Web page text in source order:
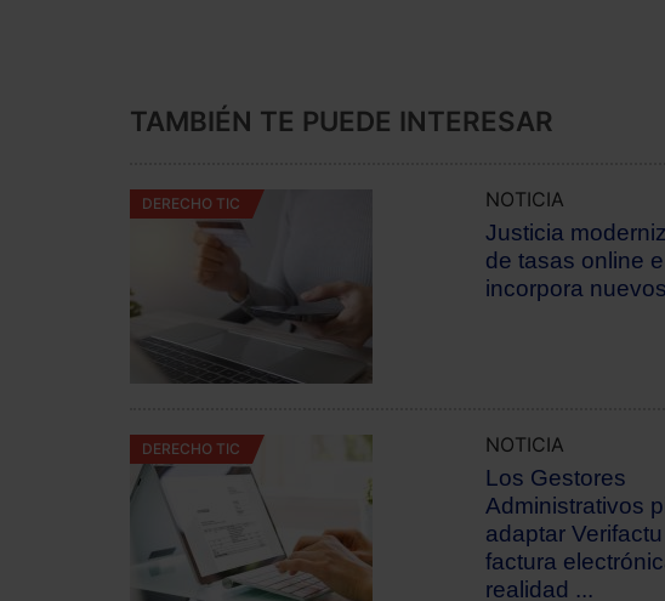
TAMBIÉN TE PUEDE INTERESAR
DERECHO TIC NOTICIA
Justicia
de tasas online e
incorpora
DERECHO TIC NOTICIA
Los Gestores
Administrativos
adaptar
factura
realidad ...